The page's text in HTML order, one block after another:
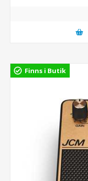
Finns i Butik